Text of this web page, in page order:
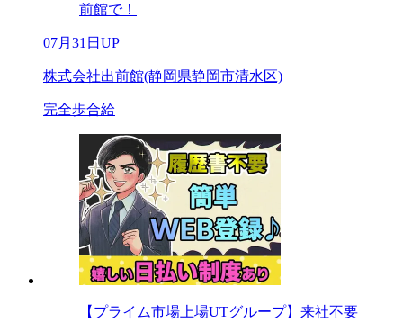
前館で！
07月31日UP
株式会社出前館(静岡県静岡市清水区)
完全歩合給
【プライム市場上場UTグループ】来社不要